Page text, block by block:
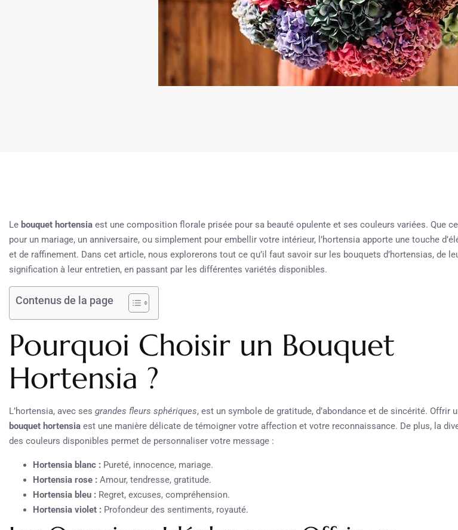
Le bouquet hortensia est une composition florale prisée pour sa beauté opulente et ses couleurs variées. Que
pour un mariage, un anniversaire, ou simplement pour embellir votre intérieur, l’hortensia apporte une touche
et de raffinement. Dans cet article, nous explorerons tout ce qu’il faut savoir sur les bouquets d’hortensias, de
signification à leur entretien, en passant par les différentes variétés disponibles.
Contenus de la page
Pourquoi Choisir un Bouquet
Hortensia ?
L’hortensia, avec ses grandes fleurs sphériques, est un symbole de gratitude, d’abondance et de sincérité. Offrir
bouquet hortensia est une manière délicate de témoigner votre affection et votre reconnaissance. De plus, la
des couleurs disponibles permet de personnaliser votre message :
Hortensia blanc : Pureté, innocence, mariage.
Hortensia rose : Amour, tendresse, gratitude.
Hortensia bleu : Regret, excuses, compréhension.
Hortensia violet : Profondeur des sentiments, royauté.